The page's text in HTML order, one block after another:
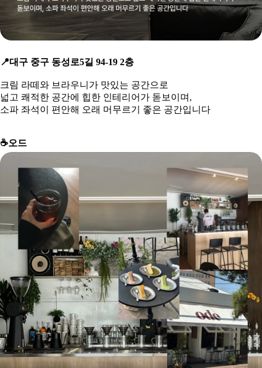
📍대구 중구 동성로5길 94-19 2층
크림 라떼와 브라우니가 맛있는 공간으로
넓고 쾌적한 공간에 힙한 인테리어가 돋보이며,
소파 좌석이 편안해 오래 머무르기 좋은 공간입니다
☕오드